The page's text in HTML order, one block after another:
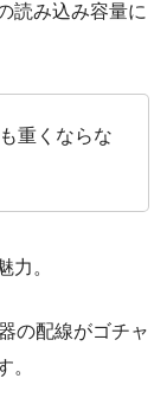
読み込み容量に
重くならな
力。
の配線がゴチャ
。